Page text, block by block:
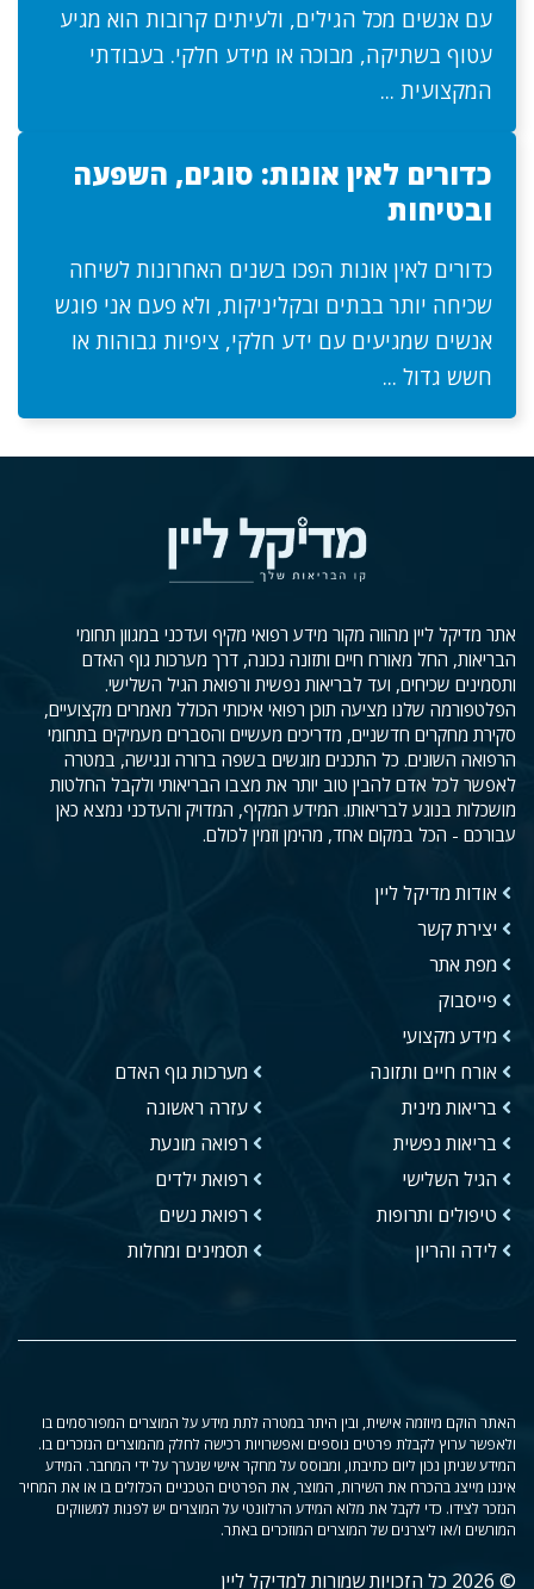
עם אנשים מכל הגילים, ולעיתים קרובות הוא מגיע
עטוף בשתיקה, מבוכה או מידע חלקי. בעבודתי
המקצועית ...
כדורים לאין אונות: סוגים, השפעה
ובטיחות
כדורים לאין אונות הפכו בשנים האחרונות לשיחה
שכיחה יותר בבתים ובקליניקות, ולא פעם אני פוגש
אנשים שמגיעים עם ידע חלקי, ציפיות גבוהות או
חשש גדול ...
אתר מדיקל ליין מהווה מקור מידע רפואי מקיף ועדכני במגוון תחומי
הבריאות, החל מאורח חיים ותזונה נכונה, דרך מערכות גוף האדם
ותסמינים שכיחים, ועד לבריאות נפשית ורפואת הגיל השלישי.
הפלטפורמה שלנו מציעה תוכן רפואי איכותי הכולל מאמרים מקצועיים,
סקירת מחקרים חדשניים, מדריכים מעשיים והסברים מעמיקים בתחומי
הרפואה השונים. כל התכנים מוגשים בשפה ברורה ונגישה, במטרה
לאפשר לכל אדם להבין טוב יותר את מצבו הבריאותי ולקבל החלטות
מושכלות בנוגע לבריאותו. המידע המקיף, המדויק והעדכני נמצא כאן
עבורכם - הכל במקום אחד, מהימן וזמין לכולם.
אודות מדיקל ליין
יצירת קשר
מפת אתר
פייסבוק
מידע מקצועי
אורח חיים ותזונה
בריאות מינית
בריאות נפשית
הגיל השלישי
טיפולים ותרופות
לידה והריון
מערכות גוף האדם
עזרה ראשונה
רפואה מונעת
רפואת ילדים
רפואת נשים
תסמינים ומחלות
האתר הוקם מיוזמה אישית, ובין היתר במטרה לתת מידע על המוצרים המפורסמים בו
ולאפשר ערוץ לקבלת פרטים נוספים ואפשרויות רכישה לחלק מהמוצרים הנזכרים בו.
המידע שניתן נכון ליום כתיבתו, ומבוסס על מחקר אישי שנערך על ידי המחבר. המידע
איננו מייצג בהכרח את השירות, המוצר, את הפרטים הטכניים הכלולים בו או את המחיר
הנזכר לצידו. כדי לקבל את מלוא המידע הרלוונטי על המוצרים יש לפנות למשווקים
המורשים ו/או ליצרנים של המוצרים המוזכרים באתר.
© 2026 כל הזכויות שמורות למדיקל ליין